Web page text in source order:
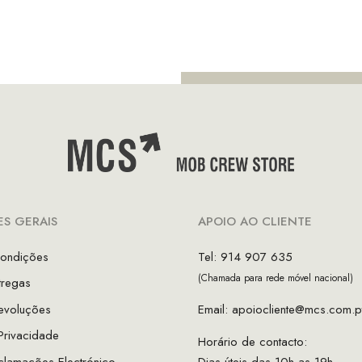
GERAIS
APOIO AO CLIENTE
Tel: 914 907 635
(Chamada para rede móvel nacional)
Email:
Horário de contacto: